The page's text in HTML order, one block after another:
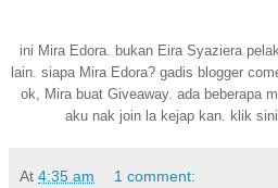
ini Mira Edora. bukan Eira Syaziera
lain. siapa Mira Edora? gadis blogger
ok, Mira buat Giveaway. ada beberapa
aku nak join la kejap kan. klik
At 4:35 am 1 comment: